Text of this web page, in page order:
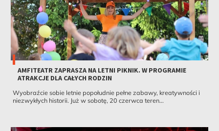
AMFITEATR ZAPRASZA NA LETNI PIKNIK. W PROGRAMIE
ATRAKCJE DLA CAŁYCH RODZIN
Wyobraźcie sobie letnie popołudnie pełne zabawy, kreatywności i
niezwykłych historii. Już w sobotę, 20 czerwca teren...